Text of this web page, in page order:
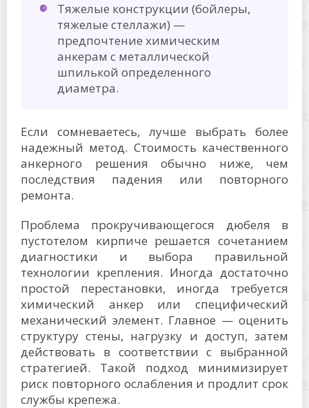
Тяжелые конструкции (бойлеры,
тяжелые стеллажи) —
предпочтение химическим
анкерам с металлической
шпилькой определенного
диаметра.
Если сомневаетесь, лучше выбрать более
надежный метод. Стоимость качественного
анкерного решения обычно ниже, чем
последствия падения или повторного
ремонта.
Проблема прокручивающегося дюбеля в
пустотелом кирпиче решается сочетанием
диагностики и выбора правильной
технологии крепления. Иногда достаточно
простой перестановки, иногда требуется
химический анкер или специфический
механический элемент. Главное — оценить
структуру стены, нагрузку и доступ, затем
действовать в соответствии с выбранной
стратегией. Такой подход минимизирует
риск повторного ослабления и продлит срок
службы крепежа.